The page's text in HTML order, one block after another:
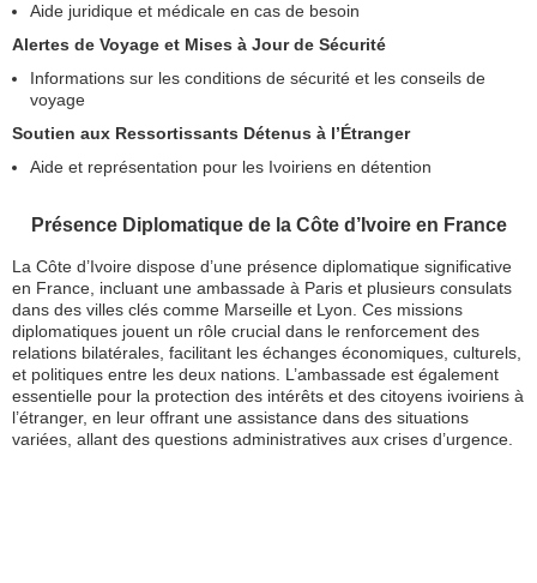
Aide juridique et médicale en cas de besoin
Alertes de Voyage et Mises à Jour de Sécurité
Informations sur les conditions de sécurité et les conseils de
voyage
Soutien aux Ressortissants Détenus à l’Étranger
Aide et représentation pour les Ivoiriens en détention
Présence Diplomatique de la Côte d’Ivoire en France
La Côte d’Ivoire dispose d’une présence diplomatique significative
en France, incluant une ambassade à Paris et plusieurs consulats
dans des villes clés comme Marseille et Lyon. Ces missions
diplomatiques jouent un rôle crucial dans le renforcement des
relations bilatérales, facilitant les échanges économiques, culturels,
et politiques entre les deux nations. L’ambassade est également
essentielle pour la protection des intérêts et des citoyens ivoiriens à
l’étranger, en leur offrant une assistance dans des situations
variées, allant des questions administratives aux crises d’urgence.